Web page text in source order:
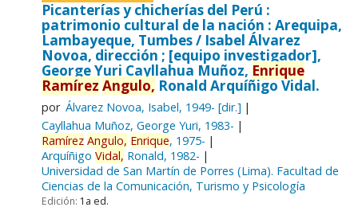
Picanterías y chicherías del Perú :
patrimonio cultural de la nación : Arequipa,
Lambayeque, Tumbes / Isabel Álvarez
Novoa, dirección ; [equipo investigador],
George Yuri Cayllahua Muñoz, Enrique
Ramírez Angulo, Ronald Arquíñigo Vidal.
por Álvarez Novoa, Isabel, 1949- [dir.]
Cayllahua Muñoz, George Yuri, 1983-
Ramírez Angulo, Enrique, 1975-
Arquíñigo Vidal, Ronald, 1982-
Universidad de San Martín de Porres (Lima). Facultad de
Ciencias de la Comunicación, Turismo y Psicología
Edición: 1a ed.